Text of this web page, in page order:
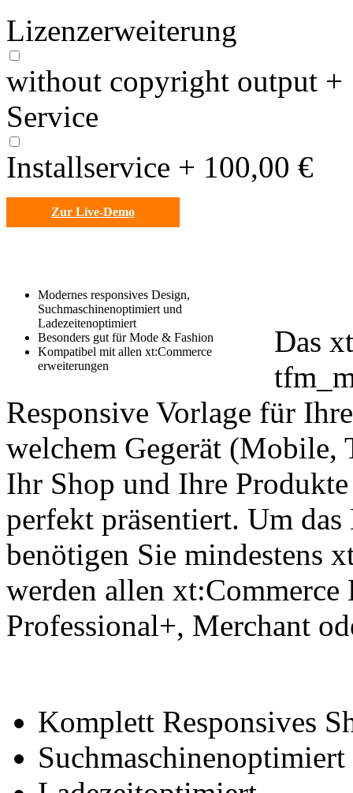
Lizenzerweiterung
without copyright output +
Service
Installservice + 100,00 €
Zur Live-Demo
Modernes responsives Design,
Suchmaschinenoptimiert und
Ladezeitenoptimiert
Besonders gut für Mode & Fashion
Kompatibel mit allen xt:Commerce
erweiterungen
Das
Responsive Vorlage für
welchem Gegerät (Mobile,
Ihr Shop und Ihre
perfekt präsentiert. Um
benötigen Sie mindestens
werden allen
Professional+, Merchant
Komplett Responsives
Suchmaschinenoptimiert